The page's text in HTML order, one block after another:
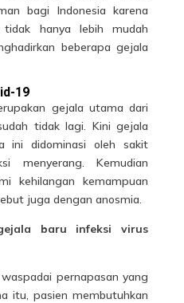
bagi Indonesia karena
hanya lebih mudah
beberapa gejala
19
gejala utama dari
tidak lagi. Kini gejala
ini didominasi oleh sakit
menyerang. Kemudian
kehilangan kemampuan
juga dengan anosmia.
baru infeksi virus
pernapasan yang
itu, pasien membutuhkan